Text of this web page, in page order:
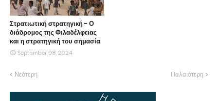
Στρατιωτική στρατηγική - Ο
διάδρομος της Φιλαδέλφειας
και η στρατηγική του σημασία
September 08, 2024
Νεότερη Παλαιότερη